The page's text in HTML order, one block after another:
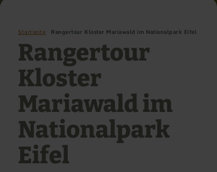
Startseite Rangertour Kloster Mariawald im Nationalpark Eifel
Rangertour
Kloster
Mariawald im
Nationalpark
Eifel